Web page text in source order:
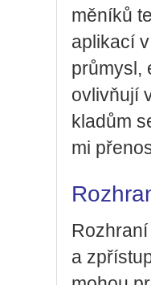
mě­ní­ků
apli­ka­cí
prů­my­sl,
ov­liv­ňují
kla­dům
mi
a